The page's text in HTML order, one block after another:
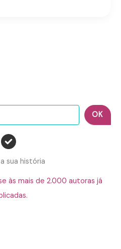
OK
sua história
às mais de 2.000 autoras já